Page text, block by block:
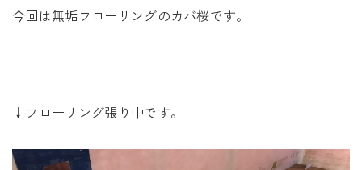
今回は無垢フローリングのカバ桜です。
↓フローリング張り中です。